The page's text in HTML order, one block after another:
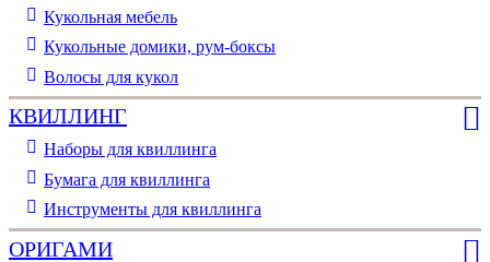
Кукольная мебель
Кукольные домики, рум-боксы
Волосы для кукол
КВИЛЛИНГ
Наборы для квиллинга
Бумага для квиллинга
Инструменты для квиллинга
ОРИГАМИ